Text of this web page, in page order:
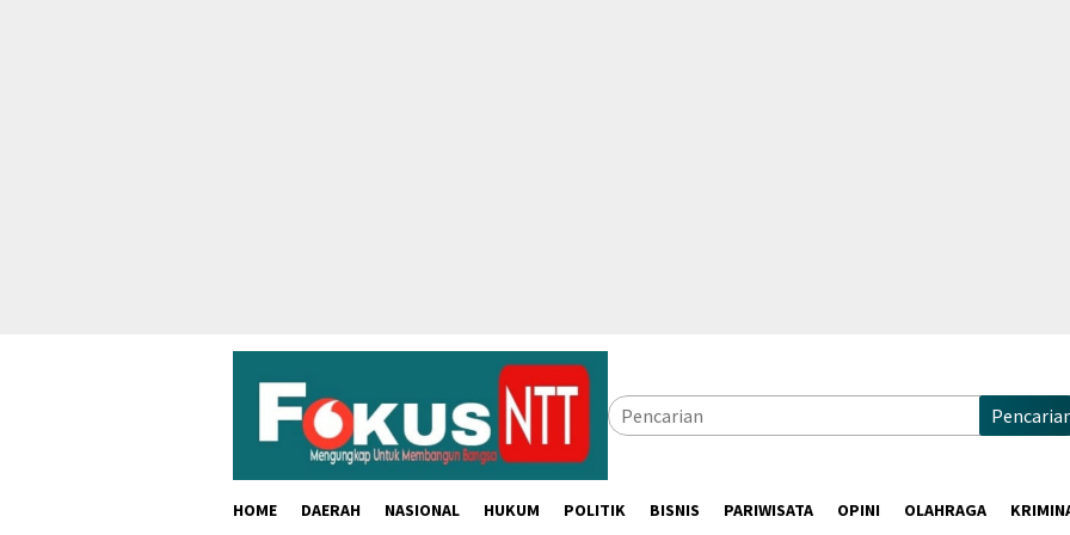
HOME DAERAH NASIONAL HUKUM POLITIK BISNIS PARIWISATA OPINI OLAHRAGA